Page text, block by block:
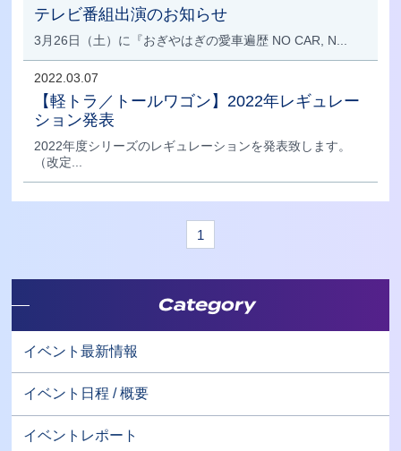
テレビ番組出演のお知らせ
3月26日（土）に『おぎやはぎの愛車遍歴 NO CAR, N...
2022.03.07
【軽トラ／トールワゴン】2022年レギュレー
ション発表
2022年度シリーズのレギュレーションを発表致します。
（改定...
1
Category
イベント最新情報
イベント日程 / 概要
イベントレポート